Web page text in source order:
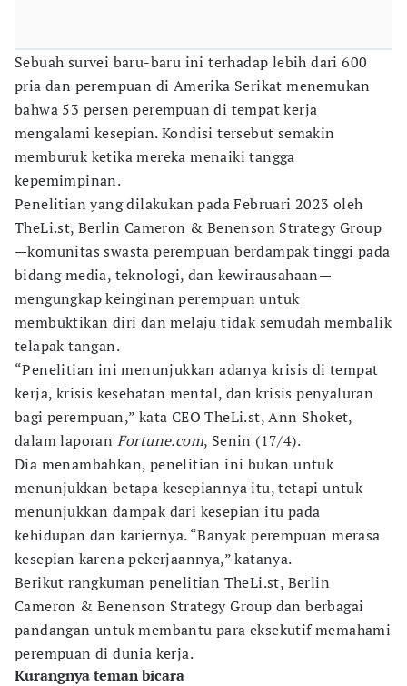
Sebuah survei baru-baru ini terhadap lebih dari 600
pria dan perempuan di Amerika Serikat menemukan
bahwa 53 persen perempuan di tempat kerja
mengalami kesepian. Kondisi tersebut semakin
memburuk ketika mereka menaiki tangga
kepemimpinan.
Penelitian yang dilakukan pada Februari 2023 oleh
TheLi.st, Berlin Cameron & Benenson Strategy Group
—komunitas swasta perempuan berdampak tinggi pada
bidang media, teknologi, dan kewirausahaan—
mengungkap keinginan perempuan untuk
membuktikan diri dan melaju tidak semudah membalik
telapak tangan.
“Penelitian ini menunjukkan adanya krisis di tempat
kerja, krisis kesehatan mental, dan krisis penyaluran
bagi perempuan,” kata CEO TheLi.st, Ann Shoket,
dalam laporan Fortune.com, Senin (17/4).
Dia menambahkan, penelitian ini bukan untuk
menunjukkan betapa kesepiannya itu, tetapi untuk
menunjukkan dampak dari kesepian itu pada
kehidupan dan kariernya. “Banyak perempuan merasa
kesepian karena pekerjaannya,” katanya.
Berikut rangkuman penelitian TheLi.st, Berlin
Cameron & Benenson Strategy Group dan berbagai
pandangan untuk membantu para eksekutif memahami
perempuan di dunia kerja.
Kurangnya teman bicara